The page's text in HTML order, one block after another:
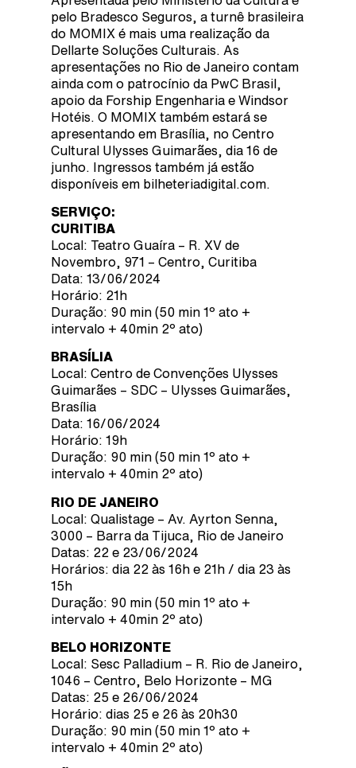
pelo Bradesco Seguros, a turnê brasileira
do MOMIX é mais uma realização da
Dellarte Soluções Culturais. As
apresentações no Rio de Janeiro contam
ainda com o patrocínio da PwC Brasil,
apoio da Forship Engenharia e Windsor
Hotéis. O MOMIX também estará se
apresentando em Brasília, no Centro
Cultural Ulysses Guimarães, dia 16 de
junho. Ingressos também já estão
disponíveis em bilheteriadigital.com.
SERVIÇO:
CURITIBA
Local: Teatro Guaíra – R. XV de
Novembro, 971 – Centro, Curitiba
Data: 13/06/2024
Horário: 21h
Duração: 90 min (50 min 1º ato +
intervalo + 40min 2º ato)
BRASÍLIA
Local: Centro de Convenções Ulysses
Guimarães – SDC – Ulysses Guimarães,
Brasília
Data: 16/06/2024
Horário: 19h
Duração: 90 min (50 min 1º ato +
intervalo + 40min 2º ato)
RIO DE JANEIRO
Local: Qualistage – Av. Ayrton Senna,
3000 – Barra da Tijuca, Rio de Janeiro
Datas: 22 e 23/06/2024
Horários: dia 22 às 16h e 21h / dia 23 às
15h
Duração: 90 min (50 min 1º ato +
intervalo + 40min 2º ato)
BELO HORIZONTE
Local: Sesc Palladium – R. Rio de Janeiro,
1046 – Centro, Belo Horizonte – MG
Datas: 25 e 26/06/2024
Horário: dias 25 e 26 às 20h30
Duração: 90 min (50 min 1º ato +
intervalo + 40min 2º ato)